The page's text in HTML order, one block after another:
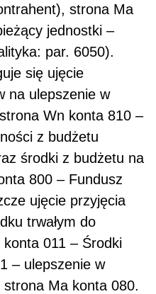
strona Ma
jednostki –
par. 6050).
się ujęcie
na ulepszenie w
Wn konta 810 –
z budżetu
środki z budżetu na
800 – Fundusz
ujęcie przyjęcia
trwałym do
011 – Środki
– ulepszenie w
strona Ma konta 080.